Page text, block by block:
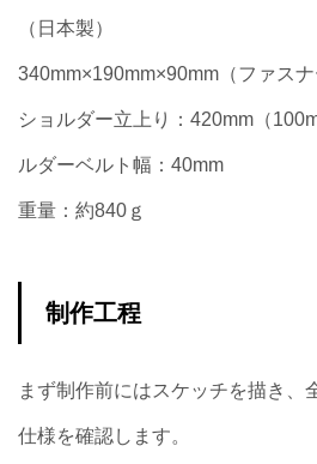
（日本製）
340mm×190mm×90mm（ファスナ
ショルダー立上り：420mm（
ルダーベルト幅：40mm
重量：約840ｇ
制作工程
まず制作前にはスケッチを描き、
仕様を確認します。